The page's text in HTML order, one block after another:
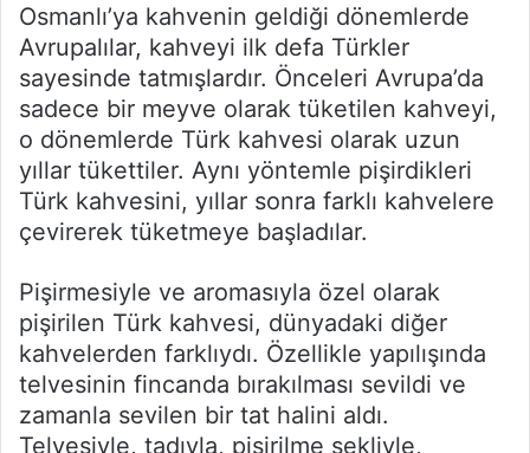
Osmanlı’ya kahvenin geldiği dönemlerde
Avrupalılar, kahveyi ilk defa Türkler
sayesinde tatmışlardır. Önceleri Avrupa’da
sadece bir meyve olarak tüketilen kahveyi,
o dönemlerde Türk kahvesi olarak uzun
yıllar tükettiler. Aynı yöntemle pişirdikleri
Türk kahvesini, yıllar sonra farklı kahvelere
çevirerek tüketmeye başladılar.
Pişirmesiyle ve aromasıyla özel olarak
pişirilen Türk kahvesi, dünyadaki diğer
kahvelerden farklıydı. Özellikle yapılışında
telvesinin fincanda bırakılması sevildi ve
zamanla sevilen bir tat halini aldı.
Telvesiyle, tadıyla, pişirilme şekliyle,